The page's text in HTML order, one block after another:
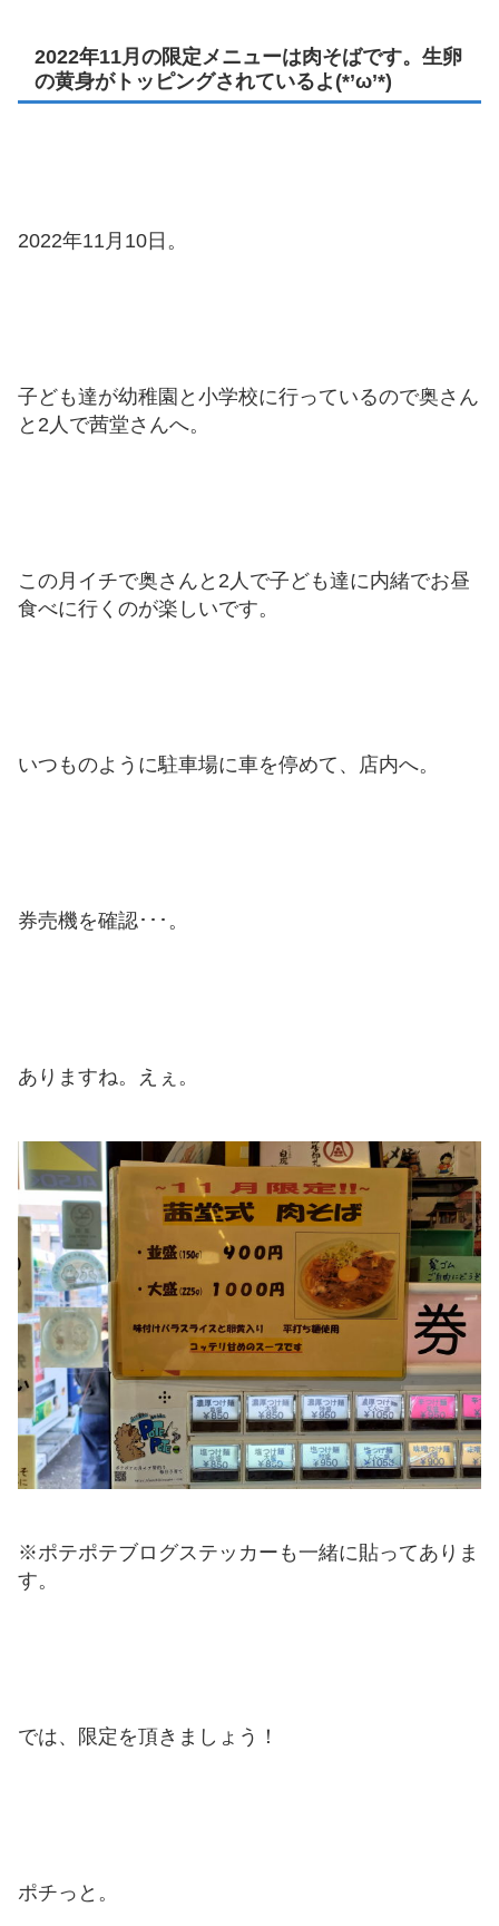
2022年11月の限定メニューは肉そばです。生卵
の黄身がトッピングされているよ(*’ω’*)
2022年11月10日。
子ども達が幼稚園と小学校に行っているので奥さん
と2人で茜堂さんへ。
この月イチで奥さんと2人で子ども達に内緒でお昼
食べに行くのが楽しいです。
いつものように駐車場に車を停めて、店内へ。
券売機を確認･･･。
ありますね。えぇ。
※ポテポテブログステッカーも一緒に貼ってありま
す。
では、限定を頂きましょう！
ポチっと。